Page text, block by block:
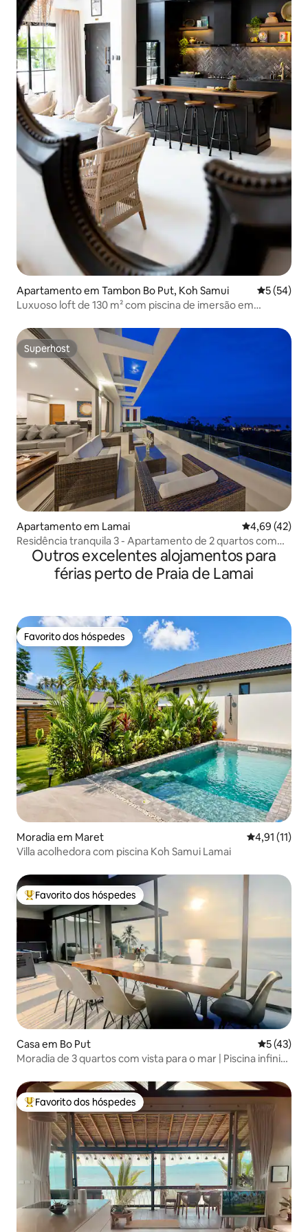
Apartamento em Tambon Bo Put, Koh Samui
5 (54)
Luxuoso loft de 130 m² com piscina de imersão em
Superhost
Superhost
Apartamento em Lamai Classificação
4,69 (42)
Residência tranquila 3 - Apartamento de 2 quartos com
vista para o mar em Lamai
Outros excelentes alojamentos para
férias perto de Praia de Lamai
Favorito dos hóspedes
Favorito dos hóspedes
Moradia em Maret
4,91 (11)
Villa acolhedora com piscina Koh Samui Lamai
Favoritos dos hóspedes mais apreciados
Favorito dos hóspedes
Casa em Bo Put
5 (43)
Moradia de 3 quartos com vista para o mar | Piscina infinita
Favoritos dos hóspedes mais apreciados
Favorito dos hóspedes